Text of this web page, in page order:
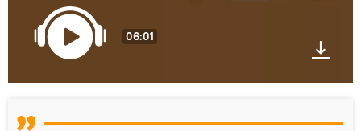
06:01